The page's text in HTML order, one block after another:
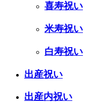
喜寿祝い
米寿祝い
白寿祝い
出産祝い
出産内祝い